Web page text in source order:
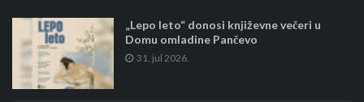
„Lepo leto“ donosi književne večeri u
Domu omladine Pančevo
31. jul 2026.